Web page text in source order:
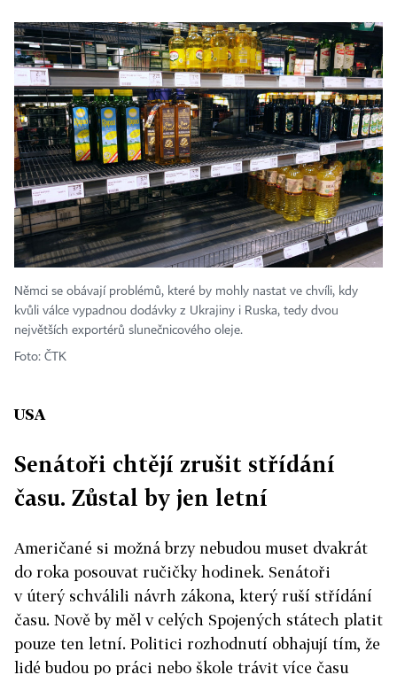
Němci se obávají problémů, které by mohly nastat ve chvíli, kdy
kvůli válce vypadnou dodávky z Ukrajiny i Ruska, tedy dvou
největších exportérů slunečnicového oleje.
Foto: ČTK
USA
Senátoři chtějí zrušit střídání
času. Zůstal by jen letní
Američané si možná brzy nebudou muset dvakrát
do roka posouvat ručičky hodinek. Senátoři
v úterý schválili návrh zákona, který ruší střídání
času. Nově by měl v celých Spojených státech platit
pouze ten letní. Politici rozhodnutí obhajují tím, že
lidé budou po práci nebo škole trávit více času